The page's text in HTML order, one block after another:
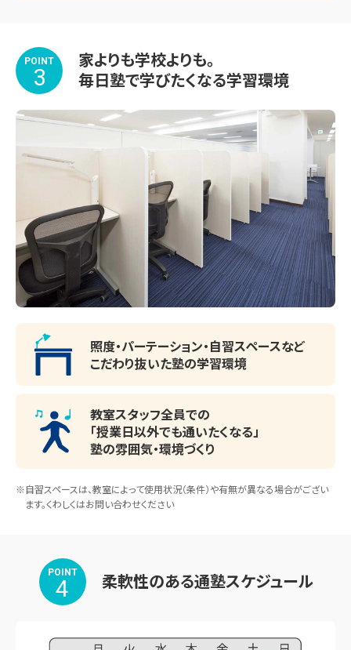
POINT
3
家よりも学校よりも。
毎日塾で学びたくなる学習環境
照度・パーテーション・自習スペースなど
こだわり抜いた塾の学習環境
教室スタッフ全員での
「授業日以外でも通いたくなる」
塾の雰囲気・環境づくり
※自習スペースは、教室によって使用状況（条件）や有無が異なる場合がござい
ます。くわしくはお問い合わせください
POINT
4 柔軟性のある通塾スケジュール